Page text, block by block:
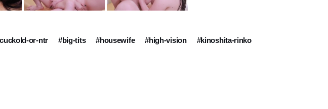
or-ntr #big-tits #housewife #high-vision
#kinoshita-rinko